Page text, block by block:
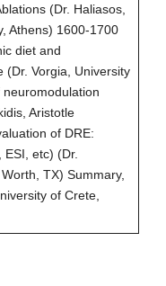
(Dr. Haliasos,
Athens) 1600-1700
diet and
(Dr. Vorgia, University
Aristotle
of DRE:
etc) (Dr.
TX) Summary,
of Crete,